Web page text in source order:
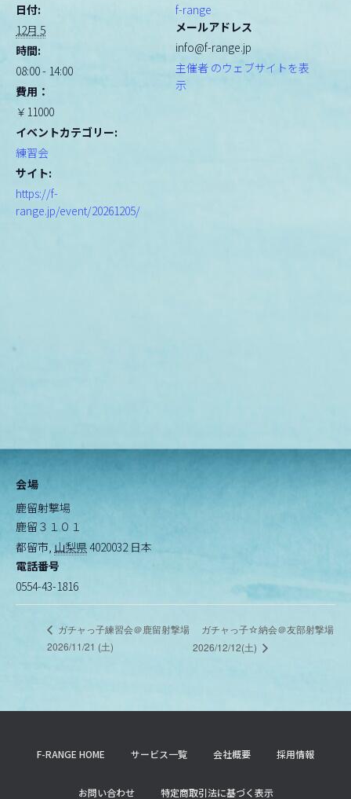
日付:
12月 5
時間:
08:00 - 14:00
費用：
￥11000
イベントカテゴリー:
練習会
サイト:
https://f-
range.jp/event/20261205/
f-range
メールアドレス
info@f-range.jp
主催者 のウェブサイトを表
示
会場
鹿留射撃場
鹿留３１０１
都留市 山梨県4020032 日本
電話番号
0554-43-1816
ガチャっ子練習会＠鹿留射撃場
2026/11/21 (土)
ガチャっ子☆納会＠友部射撃場
2026/12/12(土)
F-RANGE HOME サービス一覧 会社概要 採用情報
お問い合わせ 特定商取引法に基づく表示